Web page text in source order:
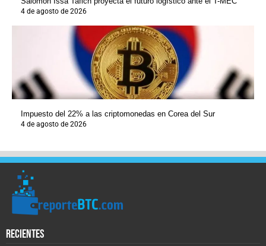
4 de agosto de 2026
Impuesto del 22% a las criptomonedas en Corea del Sur
4 de agosto de 2026
recientes